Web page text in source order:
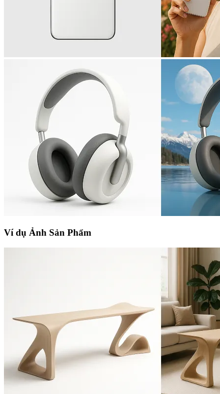
Ví dụ Ảnh Sản Phẩm